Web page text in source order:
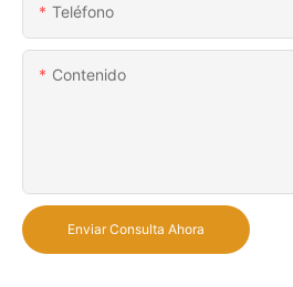
Teléfono
Contenido
Enviar Consulta Ahora